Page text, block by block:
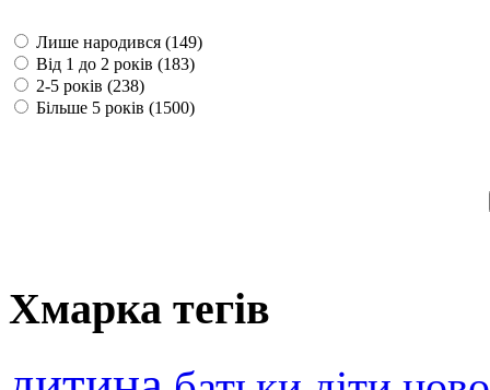
Лише народився (149)
Від 1 до 2 років (183)
2-5 років (238)
Більше 5 років (1500)
Хмарка тегів